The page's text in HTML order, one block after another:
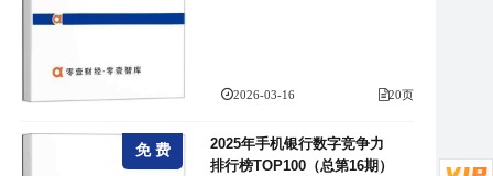
2026-03-16 20页
免 费
2025年手机银行数字竞争力
排行榜TOP100（总第16期）